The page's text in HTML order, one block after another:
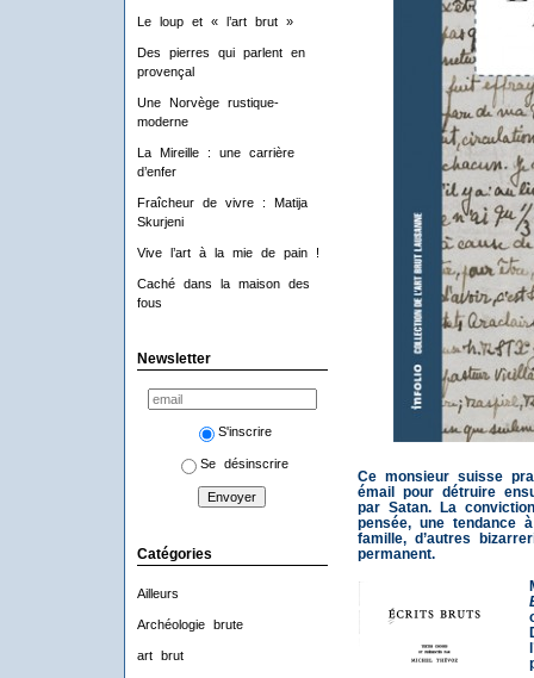
Le loup et « l’art brut »
Des pierres qui parlent en
provençal
Une Norvège rustique-
moderne
La Mireille : une carrière
d’enfer
Fraîcheur de vivre : Matija
Skurjeni
Vive l’art à la mie de pain !
Caché dans la maison des
fous
Newsletter
S'inscrire
Se désinscrire
Catégories
Ailleurs
Archéologie brute
art brut
Ce monsieur suisse
émail pour détruire
par Satan. La
pensée, une tendance
famille, d’autres
permanent.